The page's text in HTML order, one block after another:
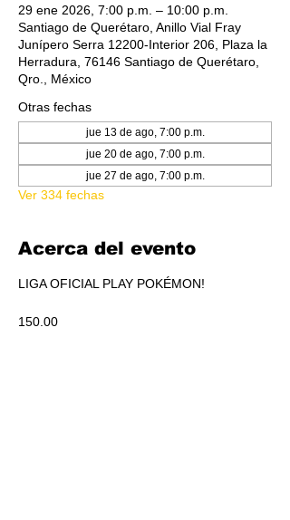
29 ene 2026, 7:00 p.m. – 10:00 p.m.
Santiago de Querétaro, Anillo Vial Fray
Junípero Serra 12200-Interior 206, Plaza la
Herradura, 76146 Santiago de Querétaro,
Qro., México
Otras fechas
jue 13 de ago, 7:00 p.m.
jue 20 de ago, 7:00 p.m.
jue 27 de ago, 7:00 p.m.
Ver 334 fechas
Acerca del evento
LIGA OFICIAL PLAY POKÉMON!
150.00